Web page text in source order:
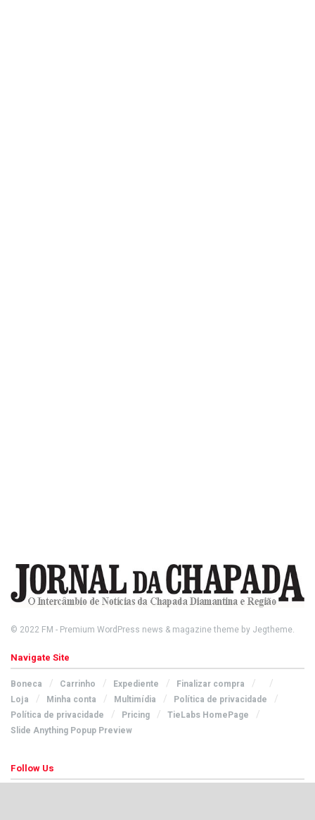
© 2022 FM - Premium WordPress news & magazine theme by Jegtheme.
Navigate Site
Boneca Carrinho Expediente
Finalizar compra
Loja
Minha conta Multimídia
Política de privacidade
Política de privacidade
Pricing
TieLabs HomePage
Slide Anything Popup Preview
Follow Us